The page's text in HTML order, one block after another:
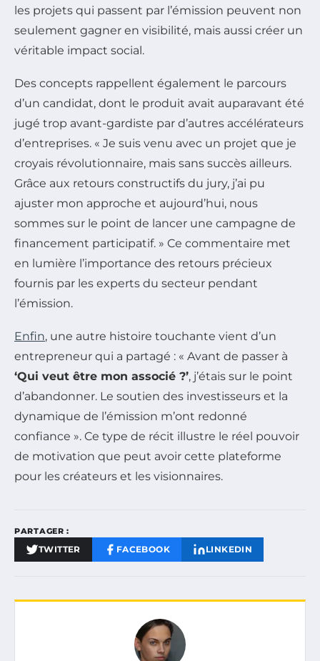
les projets qui passent par l’émission peuvent non
seulement gagner en visibilité, mais aussi créer un
véritable impact social.
Des concepts rappellent également le parcours
d’un candidat, dont le produit avait auparavant été
jugé trop avant-gardiste par d’autres accélérateurs
d’entreprises. « Je suis venu avec un projet que je
croyais révolutionnaire, mais sans succès ailleurs.
Grâce aux retours constructifs du jury, j’ai pu
ajuster mon approche et aujourd’hui, nous
sommes sur le point de lancer une campagne de
financement participatif. » Ce commentaire met
en lumière l’importance des retours précieux
fournis par les experts du secteur pendant
l’émission.
Enfin, une autre histoire touchante vient d’un
entrepreneur qui a partagé : « Avant de passer à
‘Qui veut être mon associé ?’, j’étais sur le point
d’abandonner. Le soutien des investisseurs et la
dynamique de l’émission m’ont redonné
confiance ». Ce type de récit illustre le réel pouvoir
de motivation que peut avoir cette plateforme
pour les créateurs et les visionnaires.
PARTAGER :
TWITTER FACEBOOK LINKEDIN